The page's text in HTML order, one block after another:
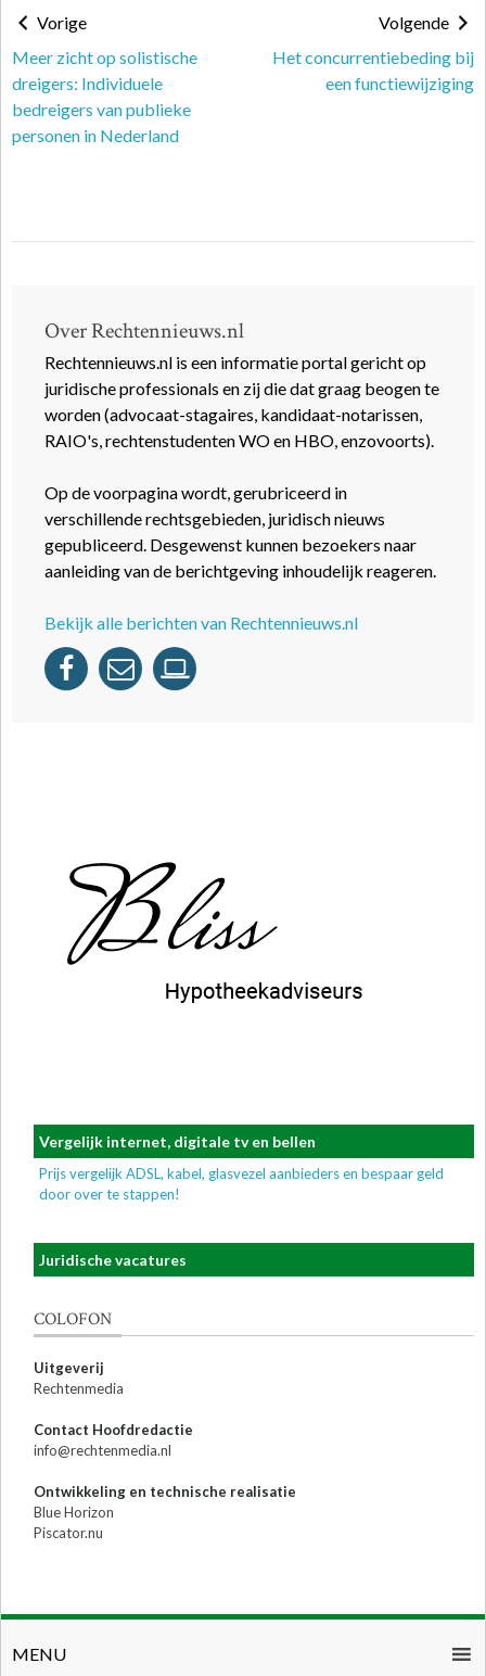
Vorige
Meer zicht op solistische
dreigers: Individuele
bedreigers van publieke
personen in Nederland
Volgende
Het concurrentiebeding bij
een functiewijziging
Over Rechtennieuws.nl
Rechtennieuws.nl is een informatie portal gericht op
juridische professionals en zij die dat graag beogen te
worden (advocaat-stagaires, kandidaat-notarissen,
RAIO's, rechtenstudenten WO en HBO, enzovoorts).
Op de voorpagina wordt, gerubriceerd in
verschillende rechtsgebieden, juridisch nieuws
gepubliceerd. Desgewenst kunnen bezoekers naar
aanleiding van de berichtgeving inhoudelijk reageren.
Bekijk alle berichten van Rechtennieuws.nl
Vergelijk internet, digitale tv en bellen
Prijs vergelijk ADSL, kabel, glasvezel aanbieders en bespaar geld
door over te stappen!
Juridische vacatures
COLOFON
Uitgeverij
Rechtenmedia
Contact Hoofdredactie
info@rechtenmedia.nl
Ontwikkeling en technische realisatie
Blue Horizon
Piscator.nu
MENU